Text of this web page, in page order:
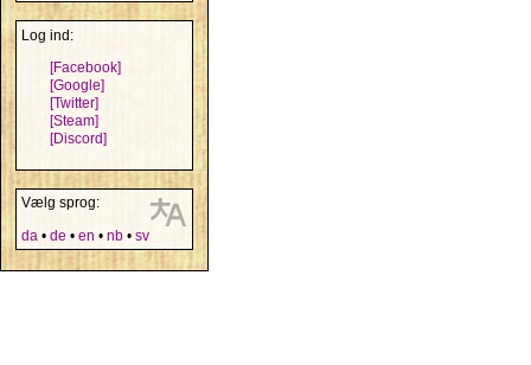
Log ind:
[Facebook]
[Google]
[Twitter]
[Steam]
[Discord]
Vælg sprog:
da • de • en • nb • sv